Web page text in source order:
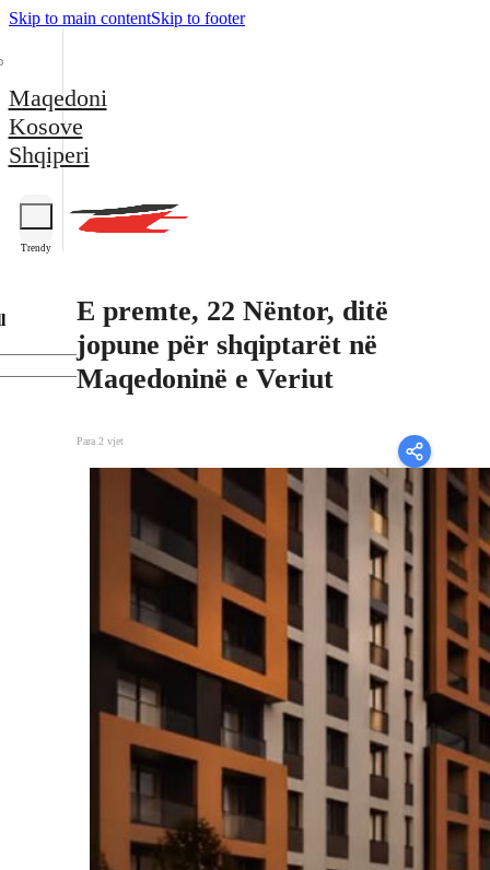
Skip to main contentSkip to footer
Maqedoni
Kosove
Shqiperi
Trendy
E premte, 22 Nëntor, ditë
jopune për shqiptarët në
Maqedoninë e Veriut
Para 2 vjet